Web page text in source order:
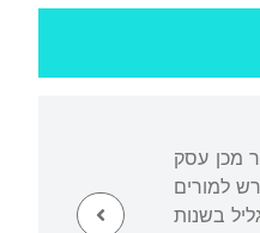
מכן עסק
למורים
טלטול ונדודים בגליל בשנות